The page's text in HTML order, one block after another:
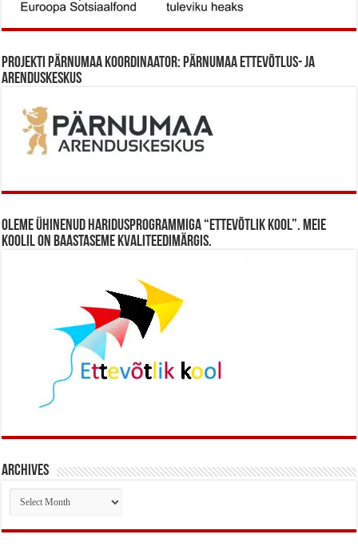
Projekti Pärnumaa koordinaator: Pärnumaa Ettevõtlus- ja
Arenduskeskus
Oleme ühinenud haridusprogrammiga “Ettevõtlik Kool”. Meie
koolil on baastaseme kvaliteedimärgis.
Archives
Archives